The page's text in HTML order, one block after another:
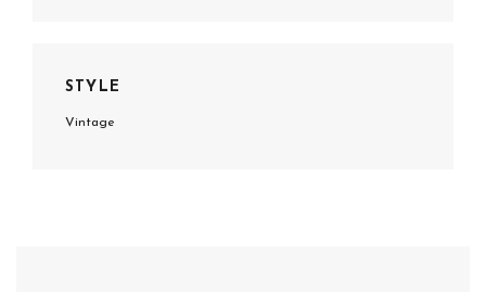
STYLE
Vintage